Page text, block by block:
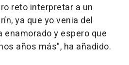
reto interpretar a un
ya que yo venia del
enamorado y espero que
años más", ha añadido.